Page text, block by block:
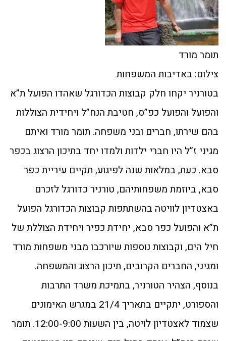
תומר מורד
צילום: באדיבות המשפחות
בטורניר יקחו חלק קבוצות הכדורגל שאהדו הפועל ת”א
והפועל והפועל כפ”ס, חטיבת הנח”ל ויחידית הצוללות
בהם שירתו, חברים ובני משפחה. תומר מורד ואיתם
מגיני ז”ל היו חברי ילדות ולמדו יחד בתיכון הרצוג בכפר
סבא. כעת, במלאות שנה לפיגוע, תקיים עיריית כפר
סבא, ביוזמת משפחותיהם, טורניר כדורגל לזכרם
באצטדיון לוויטה בהשתתפות קבוצות הכדורגל הפועל
ת”א והפועל כפר סבא, יחידת כפיר ויחידת הצוללת של
חיל הים, וקבוצות נוספות שיורכבו מבני משפחות מורד
ומגיני, החברים הקרובים, תיכון הרצוג והמשפחה.
בנוסף, הצהיר הטורניר, בתמיכת משרד התרבות
והספורט, יתקיים בתאריך 21/4 במגרש האימונים
שצמוד לאצטדיון לויטה, בין השעות 12:00-9:00. תומר